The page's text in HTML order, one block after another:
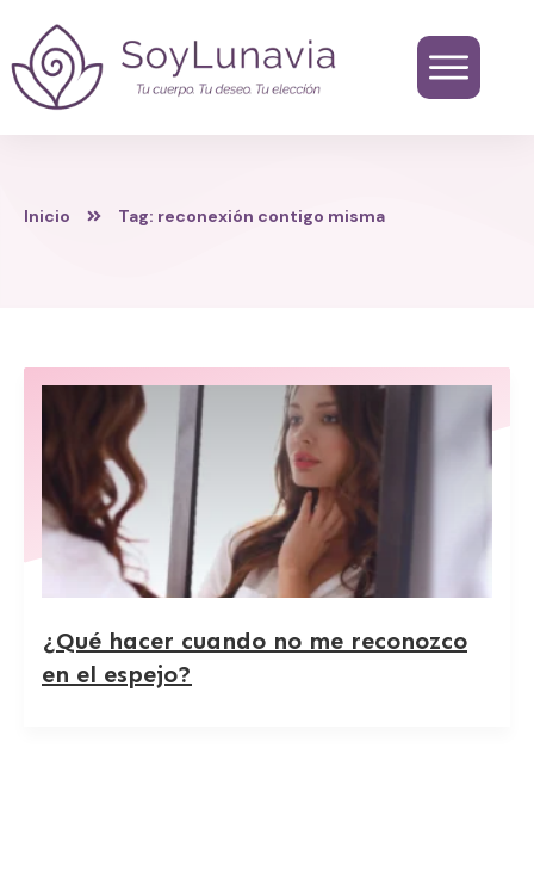
Inicio Tag: reconexión contigo misma
¿Qué hacer cuando no me reconozco
en el espejo?